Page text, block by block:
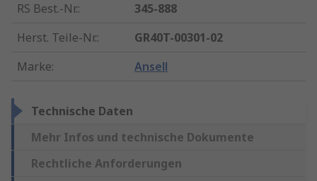
RS Best.-Nr.:
345-888
Herst. Teile-Nr.:
GR40T-00301-02
Marke: Ansell
Technische Daten
Mehr Infos und technische Dokumente
Rechtliche Anforderungen